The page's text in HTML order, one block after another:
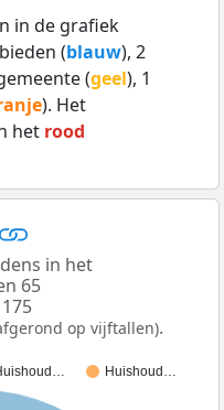
in de grafiek
(blauw), 2
(geel), 1
). Het
het rood
in het
65
op vijftallen).
Huishoud…